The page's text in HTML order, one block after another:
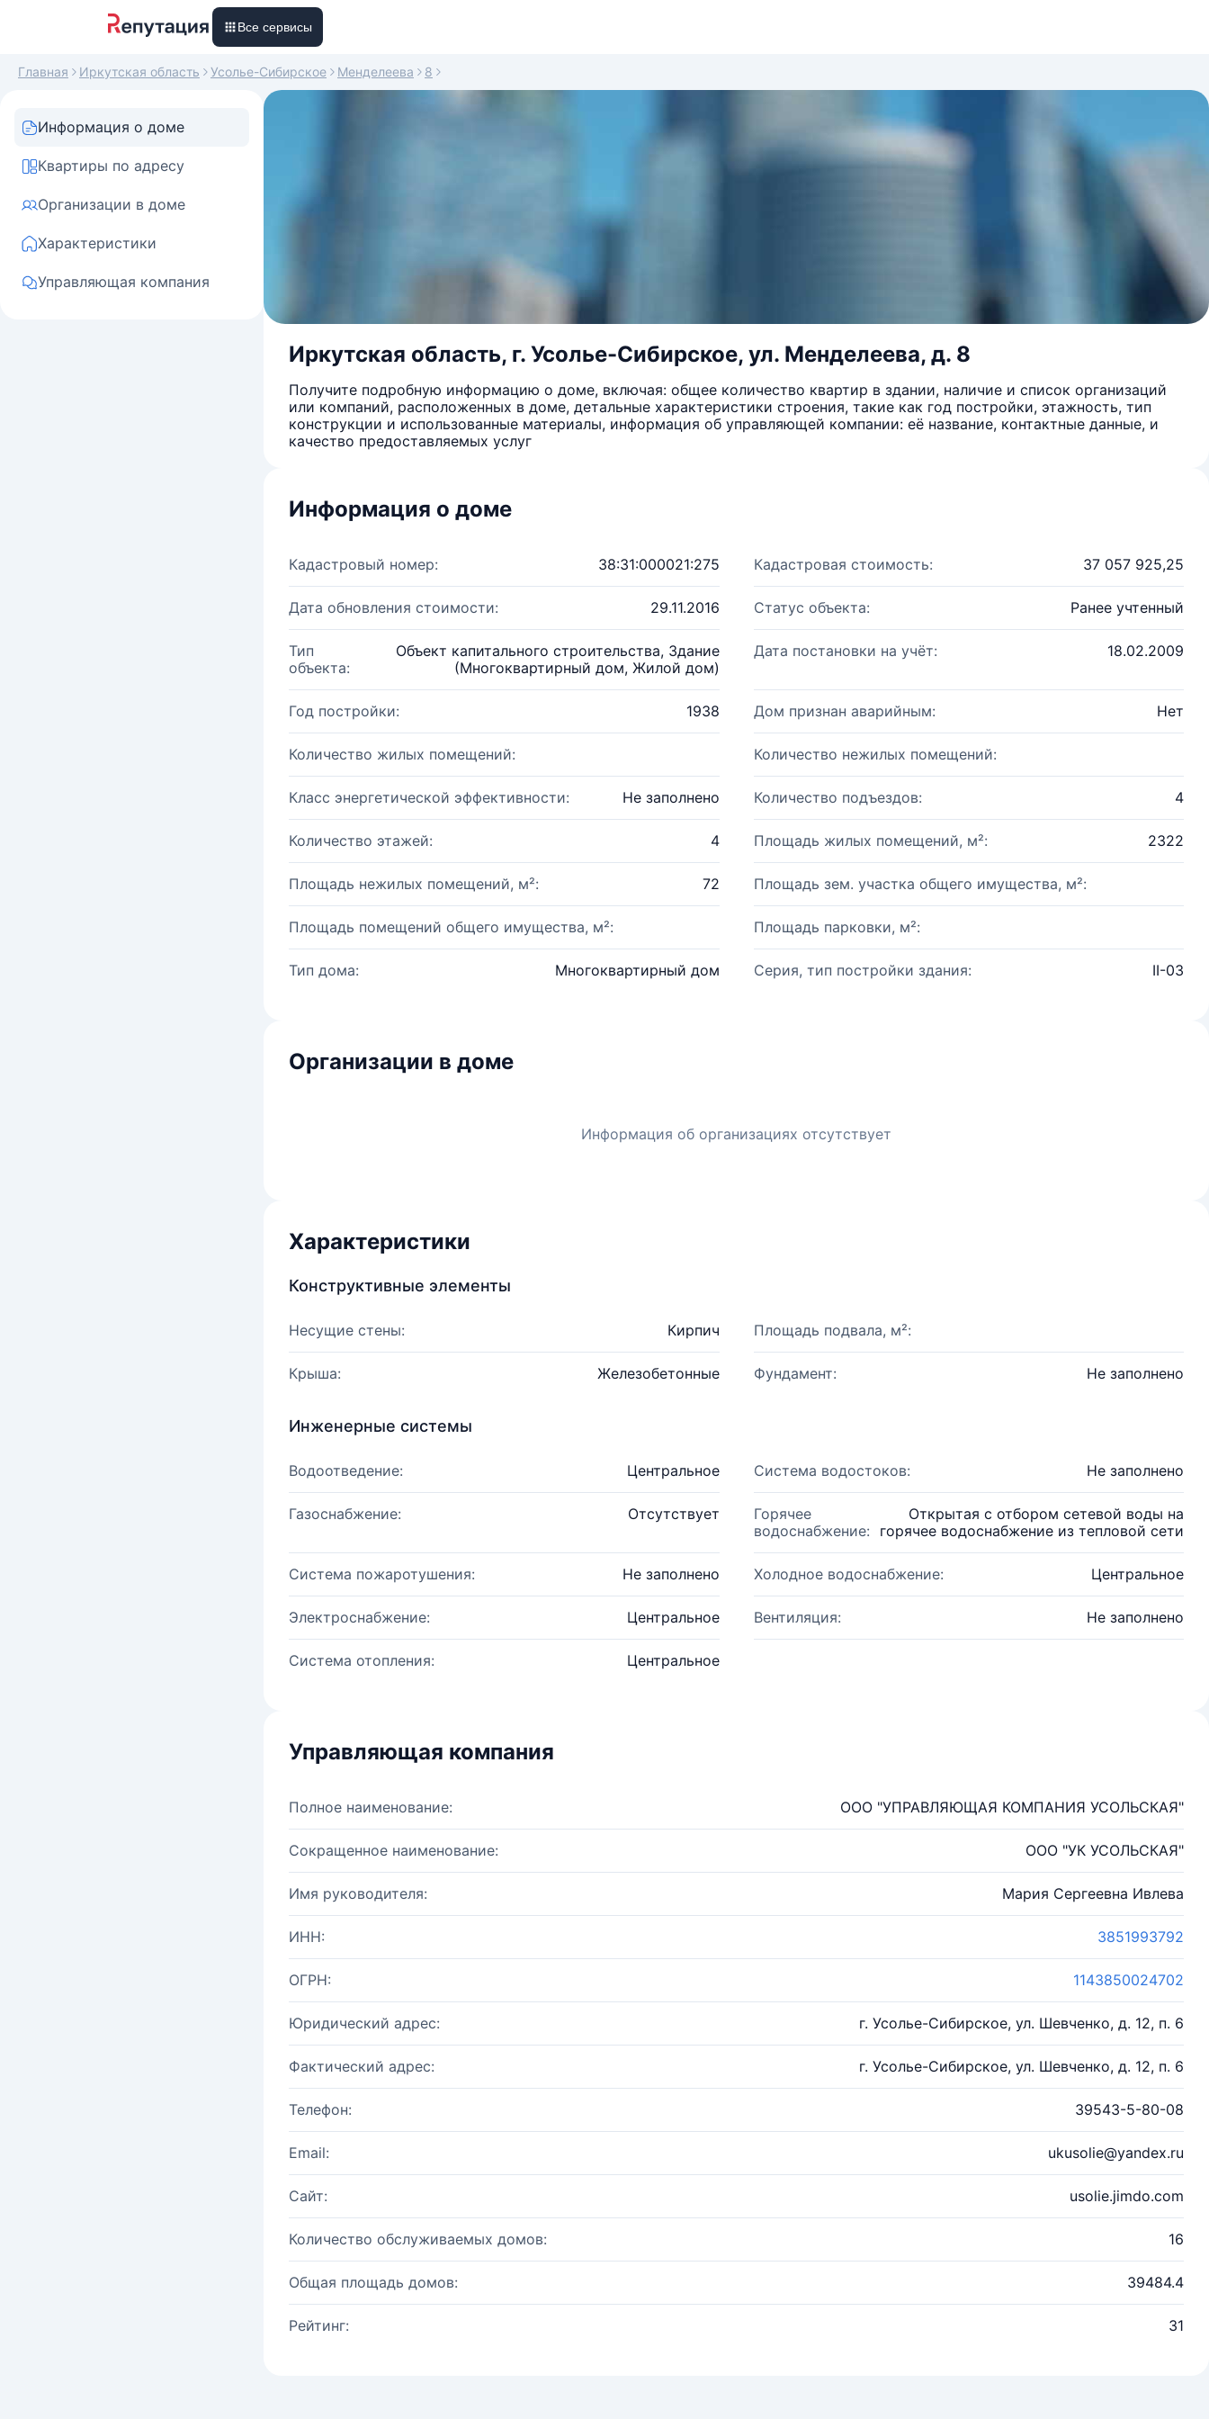
Все сервисы
Главная Иркутская область Усолье-Сибирское Менделеева 8
Информация о доме
Квартиры по адресу
Организации в доме
Характеристики
Управляющая компания
Иркутская область, г. Усолье-Сибирское, ул. Менделеева, д. 8
Получите подробную информацию о доме, включая: общее количество квартир в здании, наличие и список организаций
или компаний, расположенных в доме, детальные характеристики строения, такие как год постройки, этажность, тип
конструкции и использованные материалы, информация об управляющей компании: её название, контактные данные, и
качество предоставляемых услуг
Информация о доме
Кадастровый номер: 38:31:000021:275 Кадастровая стоимость: 37 057 925,25
Дата обновления стоимости: 29.11.2016 Статус объекта: Ранее учтенный
Тип
объекта:
Объект капитального строительства, Здание
(Многоквартирный дом, Жилой дом)
Дата постановки на учёт: 18.02.2009
Год постройки: 1938 Дом признан аварийным: Нет
Количество жилых помещений: Количество нежилых помещений:
Класс энергетической эффективности: Не заполнено Количество подъездов: 4
Количество этажей: 4 Площадь жилых помещений, м²: 2322
Площадь нежилых помещений, м²: 72 Площадь зем. участка общего имущества, м²:
Площадь помещений общего имущества, м²: Площадь парковки, м²:
Тип дома: Многоквартирный дом Серия, тип постройки здания: II-03
Организации в доме
Информация об организациях отсутствует
Характеристики
Конструктивные элементы
Несущие стены: Кирпич Площадь подвала, м²:
Крыша: Железобетонные Фундамент: Не заполнено
Инженерные системы
Водоотведение: Центральное Система водостоков: Не заполнено
Газоснабжение: Отсутствует
Горячее
водоснабжение:
Открытая с отбором сетевой воды на
горячее водоснабжение из тепловой сети
Система пожаротушения: Не заполнено Холодное водоснабжение: Центральное
Электроснабжение: Центральное Вентиляция: Не заполнено
Система отопления: Центральное
Управляющая компания
Полное наименование: ООО "УПРАВЛЯЮЩАЯ КОМПАНИЯ УСОЛЬСКАЯ"
Сокращенное наименование: ООО "УК УСОЛЬСКАЯ"
Имя руководителя: Мария Сергеевна Ивлева
ИНН: 3851993792
ОГРН: 1143850024702
Юридический адрес: г. Усолье-Сибирское, ул. Шевченко, д. 12, п. 6
Фактический адрес: г. Усолье-Сибирское, ул. Шевченко, д. 12, п. 6
Телефон: 39543-5-80-08
Email: ukusolie@yandex.ru
Сайт: usolie.jimdo.com
Количество обслуживаемых домов: 16
Общая площадь домов: 39484.4
Рейтинг: 31